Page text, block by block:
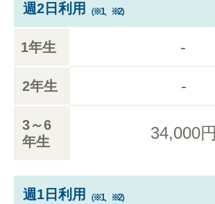
週2日利用 （※1、※2）
1年生 -
2年生 -
3～6
年生
34,000円
週1日利用 （※1、※2）